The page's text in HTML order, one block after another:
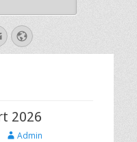
E-
Mail-
Webseite
2026
Author
Admin